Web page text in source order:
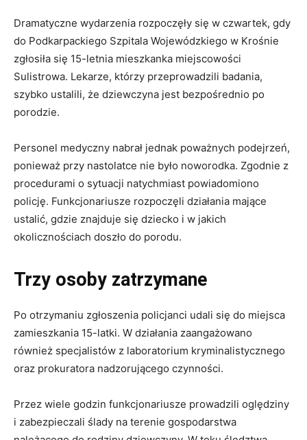
Dramatyczne wydarzenia rozpoczęły się w czwartek, gdy
do Podkarpackiego Szpitala Wojewódzkiego w Krośnie
zgłosiła się 15-letnia mieszkanka miejscowości
Sulistrowa. Lekarze, którzy przeprowadzili badania,
szybko ustalili, że dziewczyna jest bezpośrednio po
porodzie.
Personel medyczny nabrał jednak poważnych podejrzeń,
ponieważ przy nastolatce nie było noworodka. Zgodnie z
procedurami o sytuacji natychmiast powiadomiono
policję. Funkcjonariusze rozpoczęli działania mające
ustalić, gdzie znajduje się dziecko i w jakich
okolicznościach doszło do porodu.
Trzy osoby zatrzymane
Po otrzymaniu zgłoszenia policjanci udali się do miejsca
zamieszkania 15-latki. W działania zaangażowano
również specjalistów z laboratorium kryminalistycznego
oraz prokuratora nadzorującego czynności.
Przez wiele godzin funkcjonariusze prowadzili oględziny
i zabezpieczali ślady na terenie gospodarstwa